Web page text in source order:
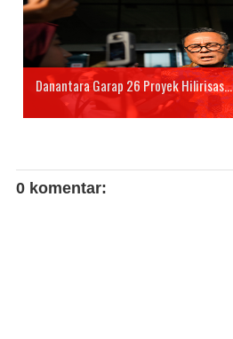
Danantara Garap 26 Proyek Hilirisas...
0 komentar: